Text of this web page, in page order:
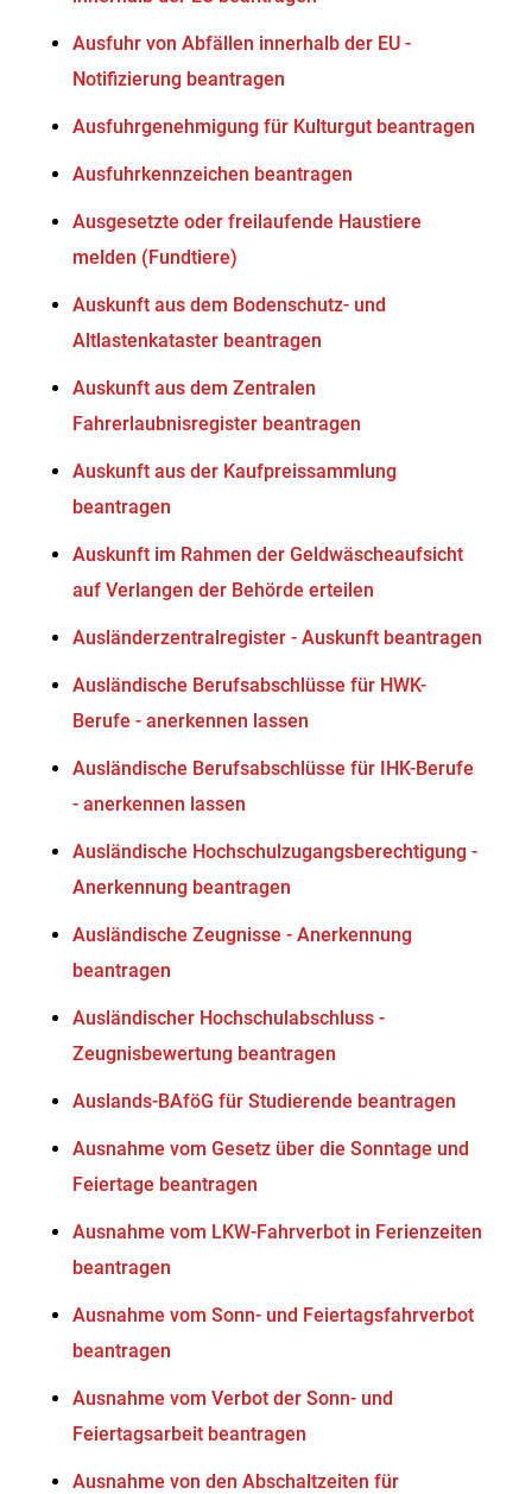
Ausfuhr von Abfällen innerhalb der EU -
Notifizierung beantragen
Ausfuhrgenehmigung für Kulturgut beantragen
Ausfuhrkennzeichen beantragen
Ausgesetzte oder freilaufende Haustiere
melden (Fundtiere)
Auskunft aus dem Bodenschutz- und
Altlastenkataster beantragen
Auskunft aus dem Zentralen
Fahrerlaubnisregister beantragen
Auskunft aus der Kaufpreissammlung
beantragen
Auskunft im Rahmen der Geldwäscheaufsicht
auf Verlangen der Behörde erteilen
Ausländerzentralregister - Auskunft beantragen
Ausländische Berufsabschlüsse für HWK-
Berufe - anerkennen lassen
Ausländische Berufsabschlüsse für IHK-Berufe
- anerkennen lassen
Ausländische Hochschulzugangsberechtigung -
Anerkennung beantragen
Ausländische Zeugnisse - Anerkennung
beantragen
Ausländischer Hochschulabschluss -
Zeugnisbewertung beantragen
Auslands-BAföG für Studierende beantragen
Ausnahme vom Gesetz über die Sonntage und
Feiertage beantragen
Ausnahme vom LKW-Fahrverbot in Ferienzeiten
beantragen
Ausnahme vom Sonn- und Feiertagsfahrverbot
beantragen
Ausnahme vom Verbot der Sonn- und
Feiertagsarbeit beantragen
Ausnahme von den Abschaltzeiten für